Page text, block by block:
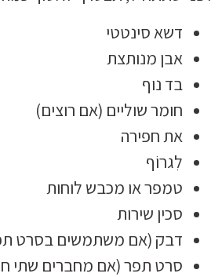
דשא סינטטי
אבן מנותצת
בד נוף
חומר שוליים (אם רוצים)
את חפירה
לִגרוֹף
טמפר או מכבש לוחות
סכין שירות
דבק (אם משתמשים בסרט
סרט תפר (אם מחברים שתי